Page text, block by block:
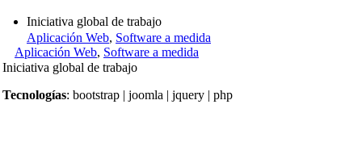
Iniciativa global de trabajo
Aplicación Web, Software a medida
Aplicación Web, Software a medida
Iniciativa global de trabajo
Tecnologías: bootstrap | joomla | jquery | php